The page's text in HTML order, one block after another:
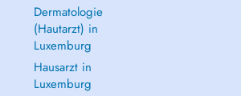
Dermatologie
(Hautarzt) in
Luxemburg
Hausarzt in
Luxemburg